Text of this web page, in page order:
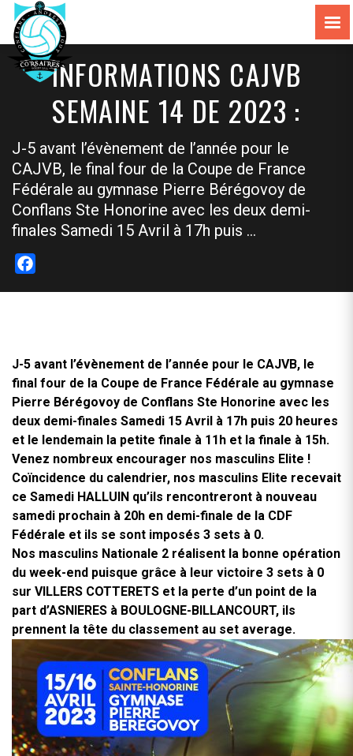
INFORMATIONS CAJVB
SEMAINE 14 DE 2023 :
J-5 avant l’évènement de l’année pour le
CAJVB, le final four de la Coupe de France
Fédérale au gymnase Pierre Bérégovoy de
Conflans Ste Honorine avec les deux demi-
finales Samedi 15 Avril à 17h puis …
J-5 avant l’évènement de l’année pour le CAJVB, le
final four de la Coupe de France Fédérale au gymnase
Pierre Bérégovoy de Conflans Ste Honorine avec les
deux demi-finales Samedi 15 Avril à 17h puis 20 heures
et le lendemain la petite finale à 11h et la finale à 15h.
Venez nombreux encourager nos masculins Elite !
Coïncidence du calendrier, nos masculins Elite recevait
ce Samedi HALLUIN qu’ils rencontreront à nouveau
samedi prochain à 20h en demi-finale de la CDF
Fédérale et ils se sont imposés 3 sets à 0.
Nos masculins Nationale 2 réalisent la bonne opération
du week-end puisque grâce à leur victoire 3 sets à 0
sur VILLERS COTTERETS et la perte d’un point de la
part d’ASNIERES à BOULOGNE-BILLANCOURT, ils
prennent la tête du classement au set average.